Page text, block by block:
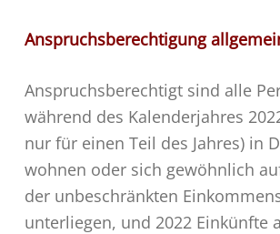
Anspruchsberechtigung
Anspruchsberechtigt sind alle
während des Kalenderjahres
nur für einen Teil des Jahres) in
wohnen oder sich gewöhnlich
der unbeschränkten
unterliegen, und 2022 Einkünfte